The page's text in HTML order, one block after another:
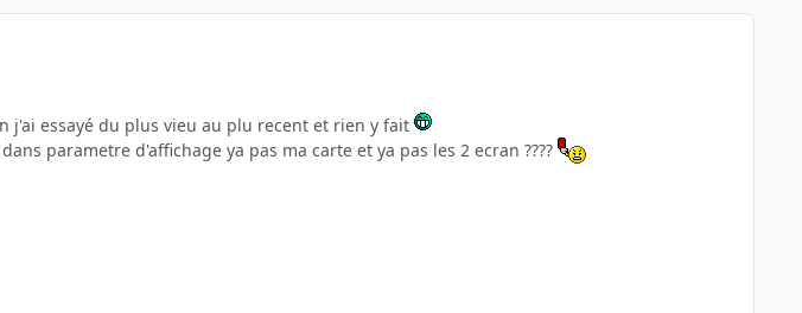
j'ai essayé du plus vieu au plu recent et rien y fait
parametre d'affichage ya pas ma carte et ya pas les 2 ecran ????